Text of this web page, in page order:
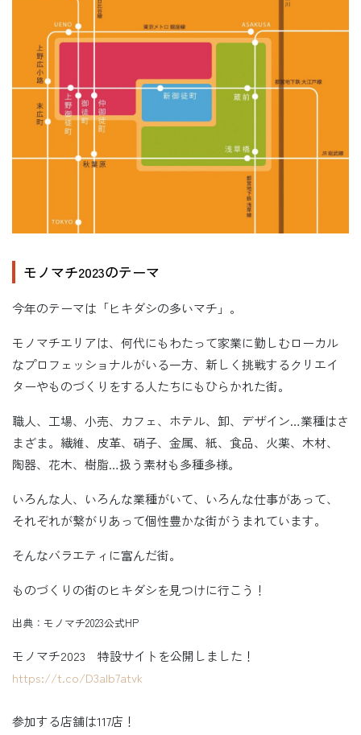
モノマチ2023のテーマ
今年のテーマは「ヒキダシの多いマチ」。
モノマチエリアは、何代にもわたって家業に勤しむローカル
なプロフェッショナルがいる一方、新しく挑戦するクリエイ
ターやものづくりをする人たちにもひらかれた街。
職人、工場、小売、カフェ、ホテル、卸、デザイン…業種はさ
まざま。繊維、皮革、硝子、金属、紙、食品、火薬、木材、
陶器、花木、樹脂…扱う素材も多種多様。
いろんな人、いろんな業種がいて、いろんな仕事があって、
それぞれが繋がりあって個性豊かな街がうまれています。
そんなバラエティに富んだ街。
ものづくりの街のヒキダシを見つけに行こう！
出典：モノマチ2023公式HP
モノマチ2023 特設サイトを公開しました！
https://t.co/D3alb7atvk
参加する店舗は117店！